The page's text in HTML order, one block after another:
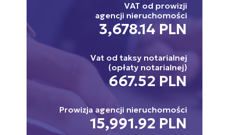
VAT od prowizji
agencji nieruchomości
3,678.14 PLN
Vat od taksy notarialnej
(opłaty notarialnej)
667.52 PLN
Prowizja agencji nieruchomości
15,991.92 PLN